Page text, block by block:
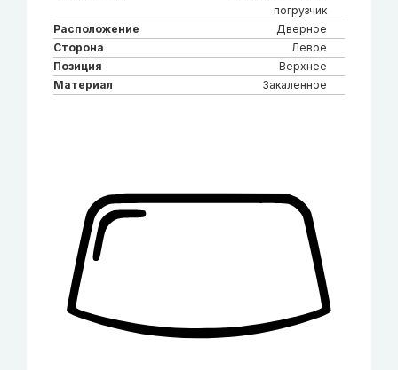
погрузчик
Расположение
Дверное
Сторона
Левое
Позиция
Верхнее
Материал
Закаленное